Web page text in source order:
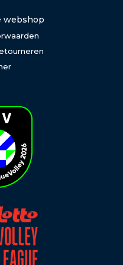
webshop